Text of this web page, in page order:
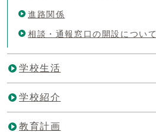
進路関係
相談・通報窓口の開設について
学校生活
学校紹介
教育計画